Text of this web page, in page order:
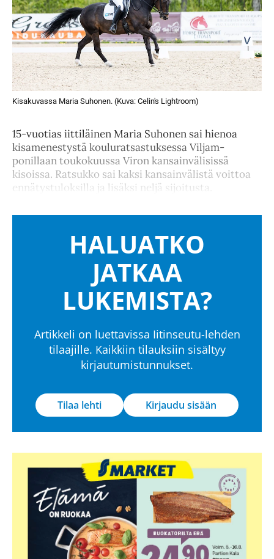
Kisakuvassa Maria Suhonen. (Kuva: Celin's Lightroom)
15-vuotias iittiläinen Maria Suhonen sai hienoa
kisamenestystä kouluratsastuksessa Viljam-
ponillaan toukokuussa Viron kansainvälisissä
kisoissa. Ratsukko sai kaksi kansainvälistä voittoa
ennätystuloksilla ja lisäksi neljä sijoitusta.
HALUATKO
JATKAA
LUKEMISTA?
Artikkeli on luettavissa Iitinseutu-lehden
tilaajille. Kaikkiin tilauksiin sisältyy
kirjautumistunnukset.
Tilaa lehti Kirjaudu sisään